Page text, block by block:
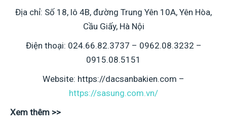
Địa chỉ: Số 18, lô 4B, đường Trung Yên 10A, Yên Hòa,
Cầu Giấy, Hà Nội
Điện thoại: 024.66.82.3737 – 0962.08.3232 –
0915.08.5151
Website: https://dacsanbakien.com –
https://sasung.com.vn/
Xem thêm >>